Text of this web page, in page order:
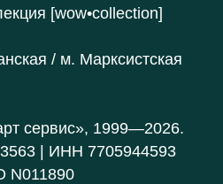
[wow•collection]
/ м. Марксистская
сервис», 1999—2026.
| ИНН 7705944593
N011890